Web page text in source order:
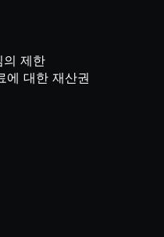
의 제한
에 대한 재산권